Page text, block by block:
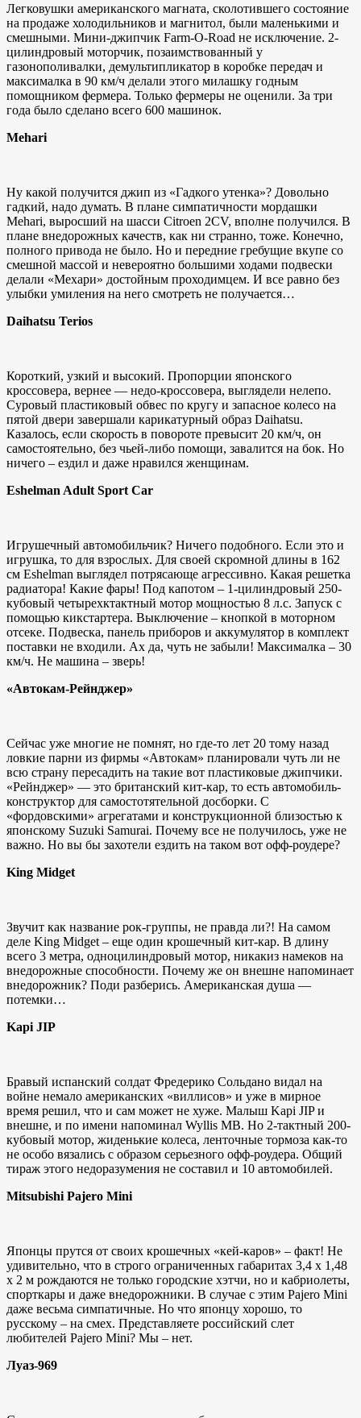
Легковушки американского магната, сколотившего состояние
на продаже холодильников и магнитол, были маленькими и
смешными. Мини-джипчик Farm-O-Road не исключение. 2-
цилиндровый моторчик, позаимствованный у
газонополивалки, демультипликатор в коробке передач и
максималка в 90 км/ч делали этого милашку годным
помощником фермера. Только фермеры не оценили. За три
года было сделано всего 600 машинок.
Mehari
Ну какой получится джип из «Гадкого утенка»? Довольно
гадкий, надо думать. В плане симпатичности мордашки
Mehari, выросший на шасси Citroen 2CV, вполне получился. В
плане внедорожных качеств, как ни странно, тоже. Конечно,
полного привода не было. Но и передние гребущие вкупе со
смешной массой и невероятно большими ходами подвески
делали «Мехари» достойным проходимцем. И все равно без
улыбки умиления на него смотреть не получается…
Daihatsu Terios
Короткий, узкий и высокий. Пропорции японского
кроссовера, вернее — недо-кроссовера, выглядели нелепо.
Суровый пластиковый обвес по кругу и запасное колесо на
пятой двери завершали карикатурный образ Daihatsu.
Казалось, если скорость в повороте превысит 20 км/ч, он
самостоятельно, без чьей-либо помощи, завалится на бок. Но
ничего – ездил и даже нравился женщинам.
Eshelman Adult Sport Car
Игрушечный автомобильчик? Ничего подобного. Если это и
игрушка, то для взрослых. Для своей скромной длины в 162
см Eshelman выглядел потрясающе агрессивно. Какая решетка
радиатора! Какие фары! Под капотом – 1-цилиндровый 250-
кубовый четырехктактный мотор мощностью 8 л.с. Запуск с
помощью кикстартера. Выключение – кнопкой в моторном
отсеке. Подвеска, панель приборов и аккумулятор в комплект
поставки не входили. Ах да, чуть не забыли! Максималка – 30
км/ч. Не машина – зверь!
«Автокам-Рейнджер»
Сейчас уже многие не помнят, но где-то лет 20 тому назад
ловкие парни из фирмы «Автокам» планировали чуть ли не
всю страну пересадить на такие вот пластиковые джипчики.
«Рейнджер» — это британский кит-кар, то есть автомобиль-
конструктор для самостотятельной досборки. С
«фордовскими» агрегатами и конструкционной близостью к
японскому Suzuki Samurai. Почему все не получилось, уже не
важно. Но вы бы захотели ездить на таком вот офф-роудере?
King Midget
Звучит как название рок-группы, не правда ли?! На самом
деле King Midget – еще один крошечный кит-кар. В длину
всего 3 метра, одноцилиндровый мотор, никакиз намеков на
внедорожные способности. Почему же он внешне напоминает
внедорожник? Поди разберись. Американская душа —
потемки…
Kapi JIP
Бравый испанский солдат Фредерико Сольдано видал на
войне немало американских «виллисов» и уже в мирное
время решил, что и сам может не хуже. Малыш Kapi JIP и
внешне, и по имени напоминал Wyllis MB. Но 2-тактный 200-
кубовый мотор, жиденькие колеса, ленточные тормоза как-то
не особо вязались с образом серьезного офф-роудера. Общий
тираж этого недоразумения не составил и 10 автомобилей.
Mitsubishi Pajero Mini
Японцы прутся от своих крошечных «кей-каров» – факт! Не
удивительно, что в строго ограниченных габаритах 3,4 x 1,48
х 2 м рождаются не только городские хэтчи, но и кабриолеты,
спорткары и даже внедорожники. В случае с этим Pajero Mini
даже весьма симпатичные. Но что японцу хорошо, то
русскому – на смех. Представляете российский слет
любителей Pajero Mini? Мы – нет.
Луаз-969